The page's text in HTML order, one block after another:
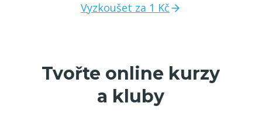
Vyzkoušet za 1 Kč
Tvořte online kurzy
a kluby